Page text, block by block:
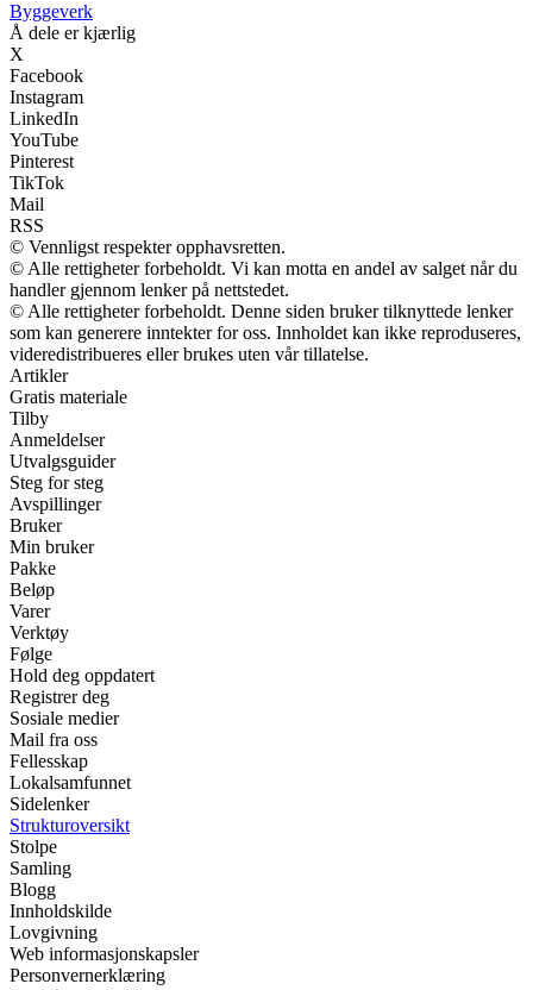
Byggeverk
Å dele er kjærlig
X
Facebook
Instagram
LinkedIn
YouTube
Pinterest
TikTok
Mail
RSS
© Vennligst respekter opphavsretten.
© Alle rettigheter forbeholdt. Vi kan motta en andel av salget når du
handler gjennom lenker på nettstedet.
© Alle rettigheter forbeholdt. Denne siden bruker tilknyttede lenker
som kan generere inntekter for oss. Innholdet kan ikke reproduseres,
videredistribueres eller brukes uten vår tillatelse.
Artikler
Gratis materiale
Tilby
Anmeldelser
Utvalgsguider
Steg for steg
Avspillinger
Bruker
Min bruker
Pakke
Beløp
Varer
Verktøy
Følge
Hold deg oppdatert
Registrer deg
Sosiale medier
Mail fra oss
Fellesskap
Lokalsamfunnet
Sidelenker
Strukturoversikt
Stolpe
Samling
Blogg
Innholdskilde
Lovgivning
Web informasjonskapsler
Personvernerklæring